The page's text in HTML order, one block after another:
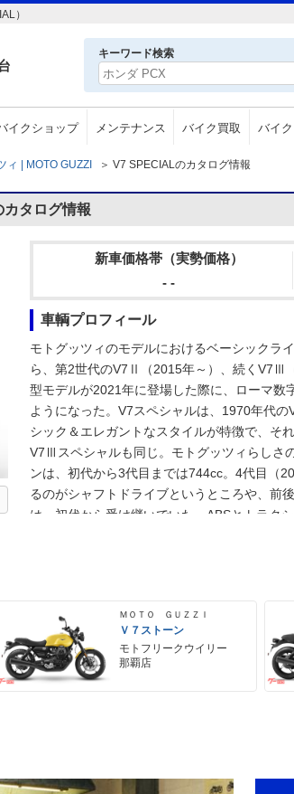
）
キーワード検索
イクショップ メンテナンス バイク買取 バイ
ィ | MOTO GUZZI ＞ V7 SPECIALのカタログ情報
タログ情報
新車価格帯（実勢価格）
- -
車輌プロフィール
モトグッツィのモデルにおけるベーシックラ
ら、第2世代のV7Ⅱ（2015年～）、続くV7Ⅲ
型モデルが2021年に登場した際に、ローマ数
ようになった。V7スペシャルは、1970年代
シック＆エレガントなスタイルが特徴で、そ
V7Ⅲスペシャルも同じ。モトグッツィらしさ
ンは、初代から3代目までは744cc。4代目（
るのがシャフトドライブというところや、前
は、初代から受け継いでいた。ABSとトラク
た。また、メーターパネルは、これまでのト
ＭＯＴＯ ＧＵＺＺＩ
Ｖ７ストーン
モトフリークウイリー
那覇店